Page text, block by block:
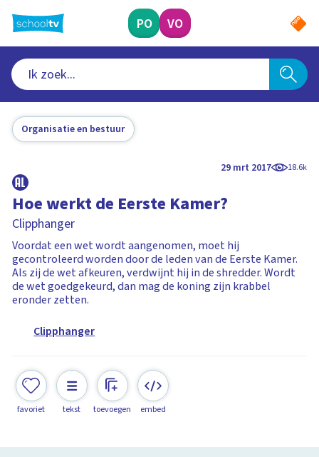
naar
hoofdinhoud
PO VO
Organisatie en bestuur
29 mrt 2017 18.6k
Hoe werkt de Eerste Kamer?
Clipphanger
Voordat een wet wordt aangenomen, moet hij
gecontroleerd worden door de leden van de Eerste Kamer.
Als zij de wet afkeuren, verdwijnt hij in de shredder. Wordt
de wet goedgekeurd, dan mag de koning zijn krabbel
eronder zetten.
Clipphanger
favoriet tekst toevoegen embed